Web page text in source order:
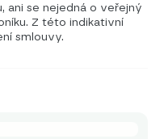
ani se nejedná o veřejný
Z této indikativní
smlouvy.